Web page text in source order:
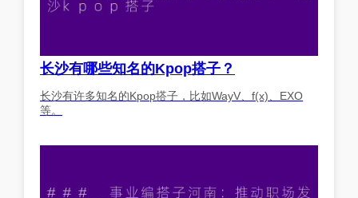
长沙有哪些知名的Kpop搭子？
长沙有许多知名的Kpop搭子，比如WayV、f(x)、EXO
等。